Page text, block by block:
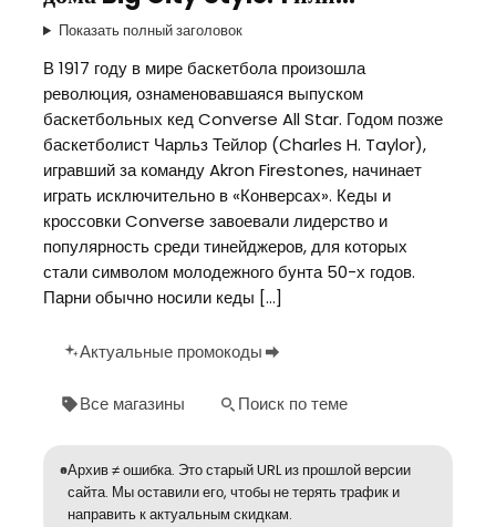
Показать полный заголовок
В 1917 году в мире баскетбола произошла
революция, ознаменовавшаяся выпуском
баскетбольных кед Converse All Star. Годом позже
баскетболист Чарльз Тейлор (Charles H. Taylor),
игравший за команду Akron Firestones, начинает
играть исключительно в «Конверсах». Кеды и
кроссовки Converse завоевали лидерство и
популярность среди тинейджеров, для которых
стали символом молодежного бунта 50-х годов.
Парни обычно носили кеды […]
Актуальные промокоды
Все магазины Поиск по теме
Архив ≠ ошибка. Это старый URL из прошлой версии
сайта. Мы оставили его, чтобы не терять трафик и
направить к актуальным скидкам.